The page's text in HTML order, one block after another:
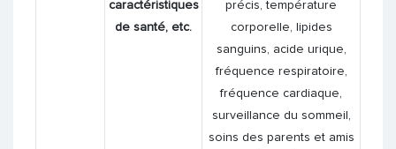
caractéristiques
de santé, etc.
précis, température
corporelle, lipides
sanguins, acide urique,
fréquence respiratoire,
fréquence cardiaque,
surveillance du sommeil,
soins des parents et amis